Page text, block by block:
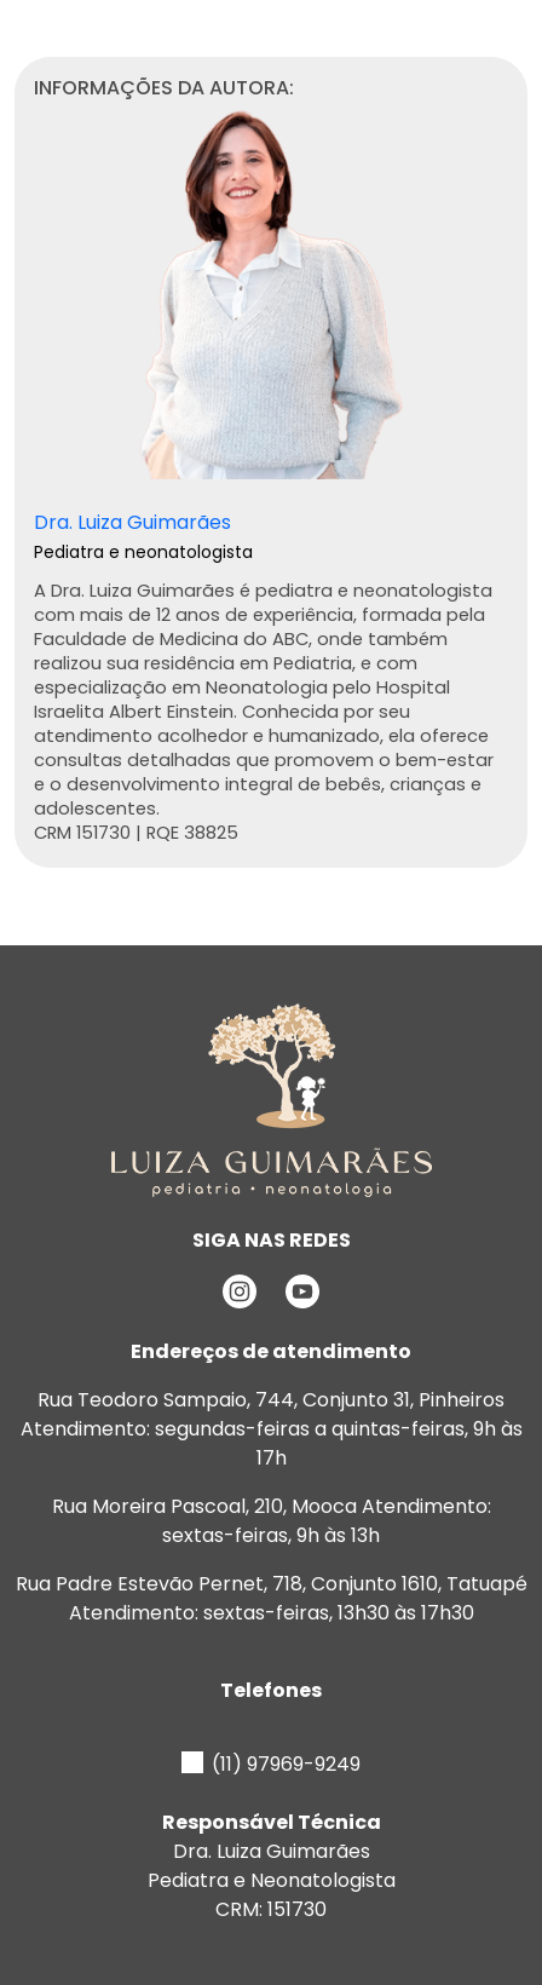
INFORMAÇÕES DA AUTORA:
Dra. Luiza Guimarães
Pediatra e neonatologista
A Dra. Luiza Guimarães é pediatra e neonatologista
com mais de 12 anos de experiência, formada pela
Faculdade de Medicina do ABC, onde também
realizou sua residência em Pediatria, e com
especialização em Neonatologia pelo Hospital
Israelita Albert Einstein. Conhecida por seu
atendimento acolhedor e humanizado, ela oferece
consultas detalhadas que promovem o bem-estar
e o desenvolvimento integral de bebês, crianças e
adolescentes.
CRM 151730 | RQE 38825
SIGA NAS REDES
Endereços de atendimento
Rua Teodoro Sampaio, 744, Conjunto 31, Pinheiros
Atendimento: segundas-feiras a quintas-feiras, 9h às
17h
Rua Moreira Pascoal, 210, MoocaAtendimento:
sextas-feiras, 9h às 13h
Rua Padre Estevão Pernet, 718, Conjunto 1610, Tatuapé
Atendimento: sextas-feiras, 13h30 às 17h30
Telefones
(11) 97969-9249
Responsável Técnica
Dra. Luiza Guimarães
Pediatra e Neonatologista
CRM: 151730